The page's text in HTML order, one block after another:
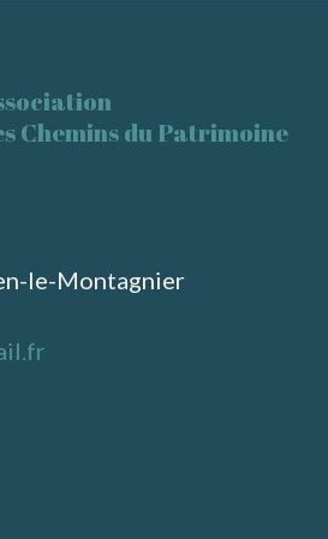
Chemins du Patrimoine
le-Montagnier